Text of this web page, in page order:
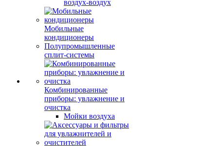
воздух-воздух
Мобильные
кондиционеры
Полупромышленные
сплит-системы
Комбинированные
приборы: увлажнение и
очистка
Мойки воздуха